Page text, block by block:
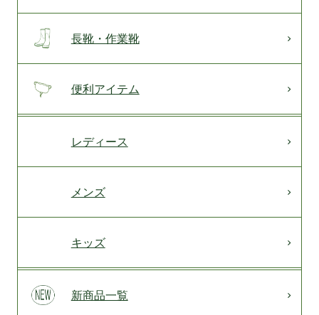
長靴・作業靴
便利アイテム
レディース
メンズ
キッズ
新商品一覧